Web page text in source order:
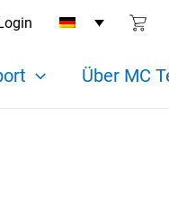
Über MC